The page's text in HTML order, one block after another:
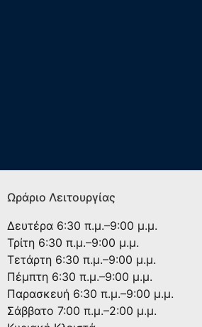
Ωράριο Λειτουργίας
Δευτέρα 6:30 π.μ.–9:00 μ.μ.
Τρίτη 6:30 π.μ.–9:00 μ.μ.
Τετάρτη 6:30 π.μ.–9:00 μ.μ.
Πέμπτη 6:30 π.μ.–9:00 μ.μ.
Παρασκευή 6:30 π.μ.–9:00 μ.μ.
Σάββατο 7:00 π.μ.–2:00 μ.μ.